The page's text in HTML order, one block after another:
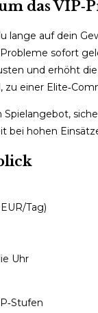
das
lange auf dein
sofort
und erhöht
zu einer
bei hohen
Tag)
Uhr